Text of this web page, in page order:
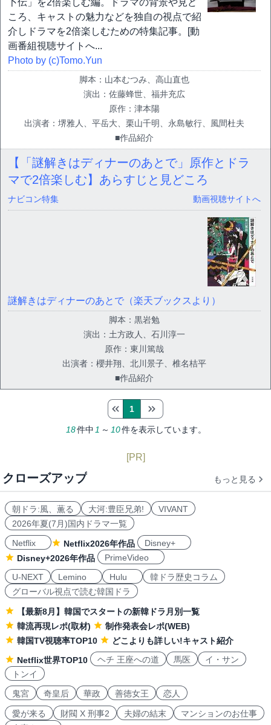
卜伝」を2倍楽しむ編。ドラマの背景や見ど
ころ、キャストの魅力などを独自の視点で紹
介しドラマを2倍楽しむための特集記事。[動
画番組視聴サイトへ...
Photo by (c)Tomo.Yun
脚本：山本むつみ、高山直也
演出：佐藤蜂世、福井充広
原作：津本陽
出演者：堺雅人、平岳大、栗山千明、永島敏行、風間杜夫
■作品紹介
【「謎解きはディナーのあとで」原作とドラ
マで2倍楽しむ】あらすじと見どころ
ナビコン特集 動画視聴サイトへ
謎解きはディナーのあとで（楽天ブックスより）
脚本：黒岩勉
演出：土方政人、石川淳一
原作：東川篤哉
出演者：櫻井翔、北川景子、椎名桔平
■作品紹介
18件中 1 ～ 10件を表示しています。
1
[PR]
クローズアップ もっと見る
朝ドラ:風、薫る 大河:豊臣兄弟!
VIVANT
2026年夏(7月)国内ドラマ一覧
Netflix
Netflix2026年作品
Disney+
Disney+2026年作品
PrimeVideo
U-NEXT
Lemino Hulu
韓ドラ歴史コラム
グローバル視点で読む韓国ドラ
【最新8月】韓国でスタートの新韓ドラ月別一覧
韓流再現レポ(取材)
制作発表会レポ(WEB)
韓国TV視聴率TOP10
どこよりも詳しい!キャスト紹介
Netflix世界TOP10
ヘチ 王座への道 馬医
イ・サン
トンイ
鬼宮
奇皇后 華政 善徳女王 恋人
愛が来る 財閥 X 刑事2 夫婦の結末
マンションのお仕事